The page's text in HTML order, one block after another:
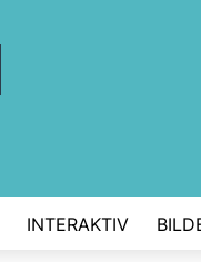
INTERAKTIV